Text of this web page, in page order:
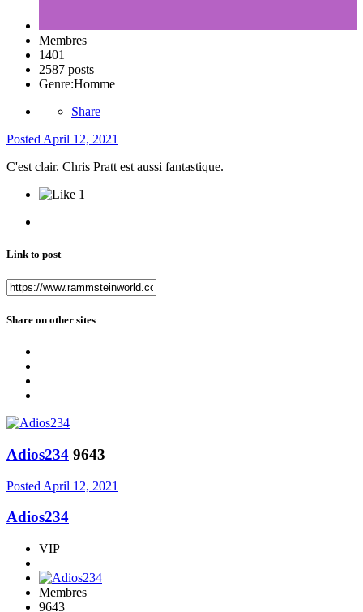
Membres
1401
2587 posts
Genre:Homme
Share
PostedApril 12, 2021
C'est clair. Chris Pratt est aussi fantastique.
1
Link to post
Share on other sites
Adios234 9643
Posted April 12, 2021
Adios234
VIP
Membres
9643